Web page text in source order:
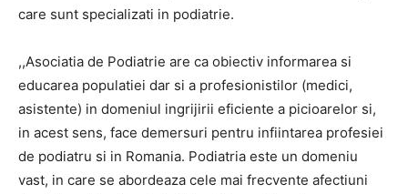
care sunt specializati in podiatrie.
,,Asociatia de Podiatrie are ca obiectiv informarea si
educarea populatiei dar si a profesionistilor (medici,
asistente) in domeniul ingrijirii eficiente a picioarelor si,
in acest sens, face demersuri pentru infiintarea profesiei
de podiatru si in Romania. Podiatria este un domeniu
vast, in care se abordeaza cele mai frecvente afectiuni